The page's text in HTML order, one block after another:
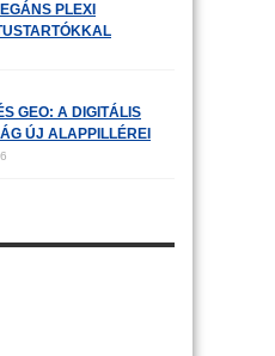
PLEXI
GEO: A DIGITÁLIS
ÚJ ALAPPILLÉREI